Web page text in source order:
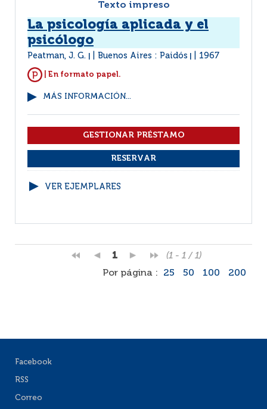
Texto impreso
La psicología aplicada y el
psicólogo
Peatman, J. G. Buenos Aires : Paidós 1967
| En formato papel.
MÁS INFORMACIÓN...
VER EJEMPLARES
1
(1 - 1 / 1)
Por página :
25 50 100 200
Facebook
RSS
Correo